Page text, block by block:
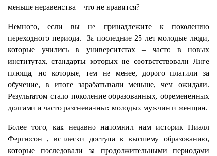
меньше неравенства – что не нравится?
Немного, если вы не принадлежите к поколению
переходного периода. За последние 25 лет молодые люди,
которые учились в университетах – часто в новых
институтах, стандарты которых не соответствовали Лиге
плюща, но которые, тем не менее, дорого платили за
обучение, в итоге зарабатывали меньше, чем ожидали.
Результатом стало поколение образованных, обремененных
долгами и часто разгневанных молодых мужчин и женщин.
Более того, как недавно напомнил нам историк Ниалл
Фергюсон , всплески доступа к высшему образованию,
которые последовали за продолжительными периодами